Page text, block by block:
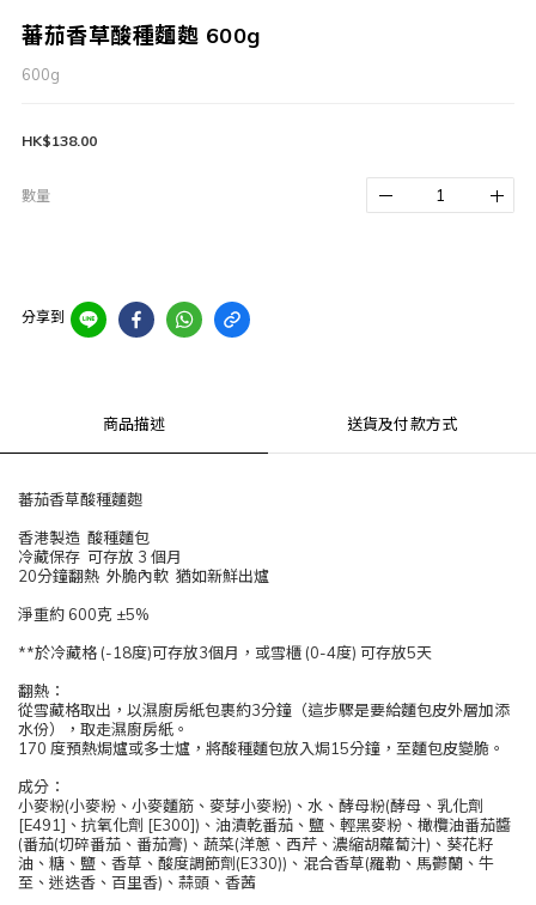
蕃茄香草酸種麵麭 600g
600g
HK$138.00
數量
分享到
商品描述 送貨及付款方式
蕃茄香草酸種麵麭
香港製造 酸種麵包
冷藏保存 可存放 3 個月
20分鐘翻熱 外脆內軟 猶如新鮮出爐
淨重約 600克 ±5%
**於冷藏格 (-18度)可存放3個月，或雪櫃 (0-4度) 可存放5天
翻熱：
從雪藏格取出，以濕廚房紙包裹約3分鐘（這步驟是要給麵包皮外層加添
水份），取走濕廚房紙。
170 度預熱焗爐或多士爐，將酸種麵包放入焗15分鐘，至麵包皮變脆。
成分：
小麥粉(小麥粉、小麥麵筋、麥芽小麥粉)、水、酵母粉(酵母、乳化劑
[E491]、抗氧化劑 [E300])、油漬乾番茄、鹽、輕黑麥粉、橄欖油番茄醬
(番茄(切碎番茄、番茄膏)、蔬菜(洋蔥、西芹、濃縮胡蘿蔔汁)、葵花籽
油、糖、鹽、香草、酸度調節劑(E330))、混合香草(羅勒、馬鬱蘭、牛
至、迷迭香、百里香)、蒜頭、香茜